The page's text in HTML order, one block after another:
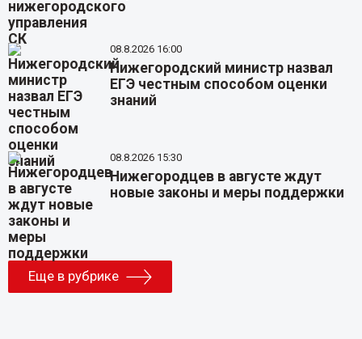
08.8.2026 16:00
Нижегородский министр назвал
ЕГЭ честным способом оценки
знаний
08.8.2026 15:30
Нижегородцев в августе ждут
новые законы и меры поддержки
Еще в рубрике